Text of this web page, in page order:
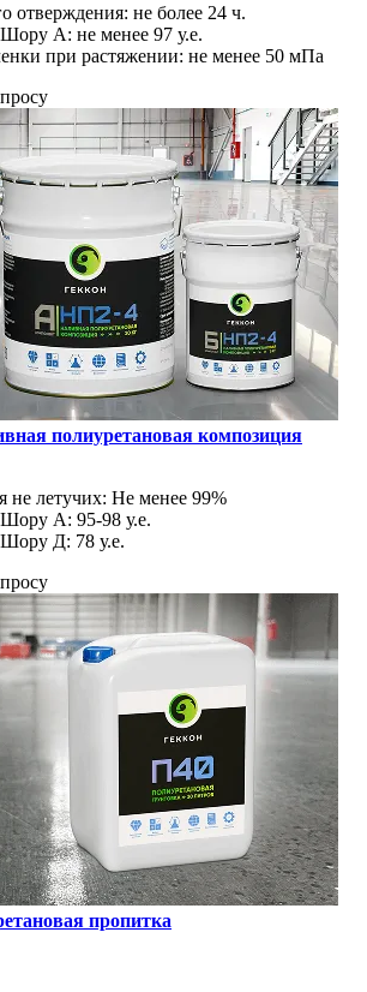
отверждения: не более 24 ч.
Шору А: не менее 97 у.е.
при растяжении: не менее 50 мПа
полиуретановая композиция
не летучих: Не менее 99%
Шору А: 95-98 у.е.
Шору Д: 78 у.е.
пропитка